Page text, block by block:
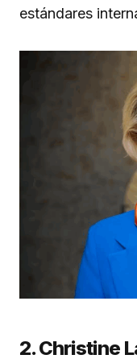
estándares
2. Christine